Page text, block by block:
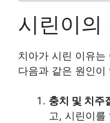
시린이의
치아가 시린 이유
다음과 같은 원인이
충치 및 치주
고, 시린이를